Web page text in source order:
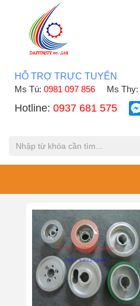
HỖ TRỢ TRỰC TUYẾN
Ms Tú: 0981 097 856 Ms Thy:
Hotline: 0937 681 575